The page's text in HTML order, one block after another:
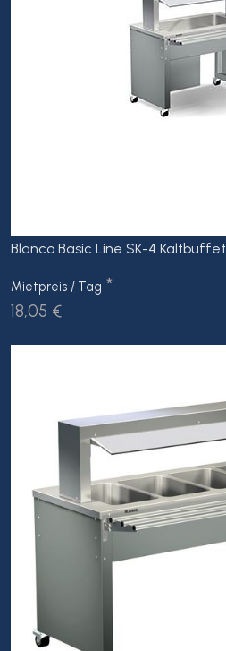
Blanco Basic Line SK-4 Kaltbuffet
Mietpreis / Tag *
18,05 €